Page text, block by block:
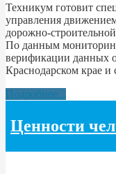
Техникум готовит
управления
дорожно-
По данным
верификации данных
Краснодарском крае
Подробнее...
Ценности